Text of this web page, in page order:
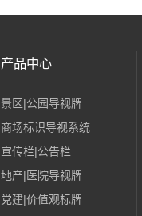
产品中心
景区|公园导视牌
商场标识导视系统
宣传栏|公告栏
地产|医院导视牌
党建|价值观标牌